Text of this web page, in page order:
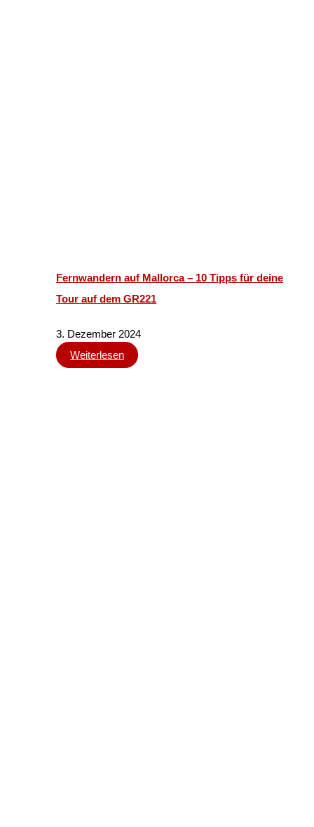
Fernwandern auf Mallorca – 10 Tipps für deine
Tour auf dem GR221
3. Dezember 2024
Weiterlesen